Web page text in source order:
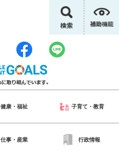
健康・福祉 子育て・教育
仕事・産業 行政情報